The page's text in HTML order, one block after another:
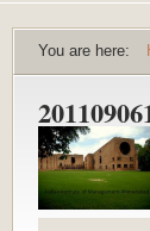
You are here: